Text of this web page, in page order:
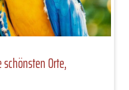
Orte,